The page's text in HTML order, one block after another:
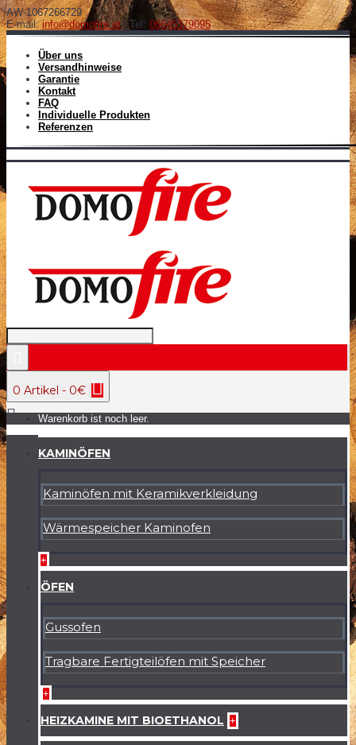
AW-1067266729
E-mail:info@domofire.at| Tel: 06645379095
Über uns
Versandhinweise
Garantie
Kontakt
FAQ
Individuelle Produkten
Referenzen
0 Artikel - 0€
Warenkorb ist noch leer.
KAMINÖFEN
Kaminöfen mit Keramikverkleidung
Wärmespeicher Kaminofen
+
ÖFEN
Gussofen
Tragbare Fertigteilöfen mit Speicher
+
HEIZKAMINE MIT BIOETHANOL +